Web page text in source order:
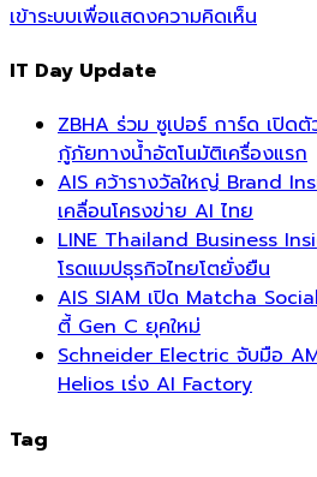
เข้าระบบเพื่อแสดงความคิดเห็น
IT Day Update
ZBHA ร่วม ซูเปอร์ การ์ด เปิด
กู้ภัยทางน้ำอัตโนมัติเครื่องแรก
AIS คว้ารางวัลใหญ่ Brand
เคลื่อนโครงข่าย AI ไทย
LINE Thailand Business
โรดแมปธุรกิจไทยโตยั่งยืน
AIS SIAM เปิด Matcha
ตี้ Gen C ยุคใหม่
Schneider Electric จับมือ
Helios เร่ง AI Factory
Tag